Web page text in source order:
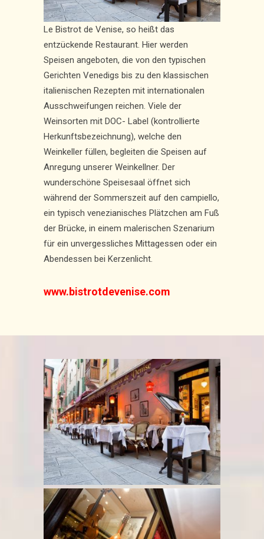
Le Bistrot de Venise, so heißt das
entzückende Restaurant. Hier werden
Speisen angeboten, die von den typischen
Gerichten Venedigs bis zu den klassischen
italienischen Rezepten mit internationalen
Ausschweifungen reichen. Viele der
Weinsorten mit DOC- Label (kontrollierte
Herkunftsbezeichnung), welche den
Weinkeller füllen, begleiten die Speisen auf
Anregung unserer Weinkellner. Der
wunderschöne Speisesaal öffnet sich
während der Sommerszeit auf den campiello,
ein typisch venezianisches Plätzchen am Fuß
der Brücke, in einem malerischen Szenarium
für ein unvergessliches Mittagessen oder ein
Abendessen bei Kerzenlicht.
www.bistrotdevenise.com